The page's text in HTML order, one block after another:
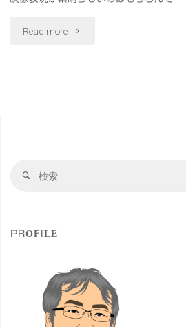
Read more "映
ま
し
検
PROFILE